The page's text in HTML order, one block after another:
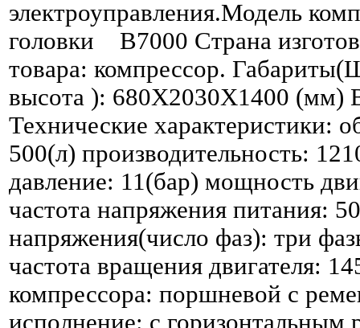
электроуправления.Модель
головки B7000 Страна
товара: компрессор.
высота ): 680X2030X1400 (мм)
Технические характеристики:
500(л) производительность:
давление: 11(бар) мощность
частота напряжения питания:
напряжения(число фаз): три
частота вращения двигателя:
компрессора: поршневой с
исполнение: с горизонтальным